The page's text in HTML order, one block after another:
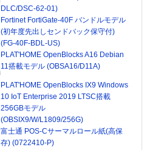
DLC/DSC-62-01)
Fortinet FortiGate-40F バンドルモデル
(初年度先出しセンドバック保守付)
(FG-40F-BDL-US)
PLAT'HOME OpenBlocks A16 Debian
11搭載モデル (OBSA16/D11A)
PLAT'HOME OpenBlocks IX9 Windows
10 IoT Enterprise 2019 LTSC搭載
256GBモデル
(OBSIX9/W/L1809/256G)
富士通 POS-Cサーマルロール紙(高保
存) (0722410-P)